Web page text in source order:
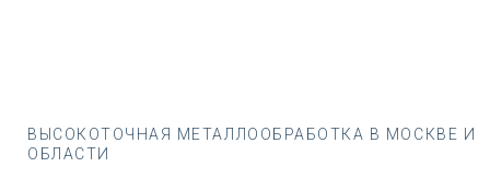
ВЫСОКОТОЧНАЯ МЕТАЛЛООБРАБОТКА В МОСКВЕ И
ОБЛАСТИ